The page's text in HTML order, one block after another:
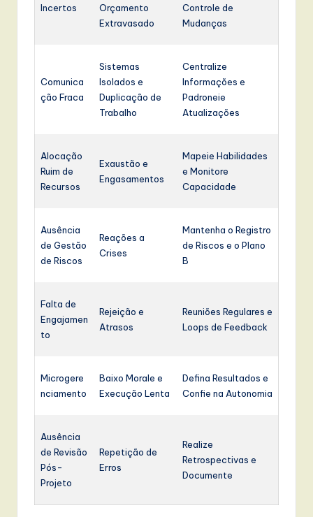
Incertos
Orçamento
Extravasado
Controle de
Mudanças
Comunica
ção Fraca
Sistemas
Isolados e
Duplicação de
Trabalho
Centralize
Informações e
Padroneie
Atualizações
Alocação
Ruim de
Recursos
Exaustão e
Engasamentos
Mapeie Habilidades
e Monitore
Capacidade
Ausência
de Gestão
de Riscos
Reações a
Crises
Mantenha o Registro
de Riscos e o Plano
B
Falta de
Engajamen
to
Rejeição e
Atrasos
Reuniões Regulares e
Loops de Feedback
Microgere
nciamento
Baixo Morale e
Execução Lenta
Defina Resultados e
Confie na Autonomia
Ausência
de Revisão
Pós-
Projeto
Repetição de
Erros
Realize
Retrospectivas e
Documente